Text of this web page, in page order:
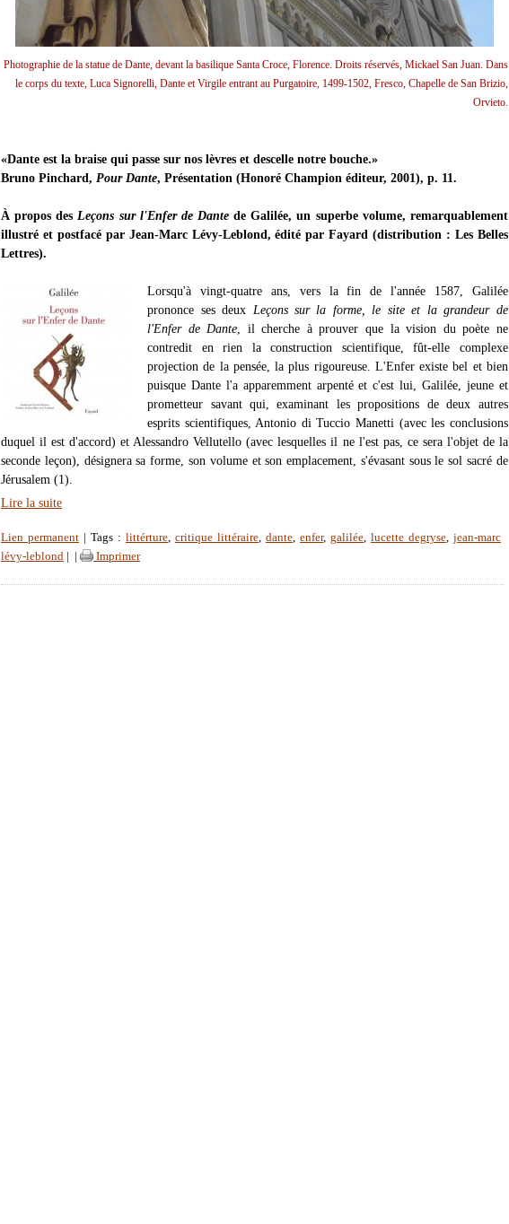
Photographie de la statue de Dante, devant la basilique Santa Croce, Florence. Droits réservés, Mickael San Juan. Dans
le corps du texte, Luca Signorelli, Dante et Virgile entrant au Purgatoire, 1499-1502, Fresco, Chapelle de San Brizio,
Orvieto.
«Dante est la braise qui passe sur nos lèvres et descelle notre bouche.»
Bruno Pinchard, Pour Dante, Présentation (Honoré Champion éditeur, 2001), p. 11.
À propos des Leçons sur l'Enfer de Dante de Galilée, un superbe volume, remarquablement
illustré et postfacé par Jean-Marc Lévy-Leblond, édité par Fayard (distribution : Les Belles
Lettres).
Lorsqu'à vingt-quatre ans, vers la fin de l'année 1587, Galilée
prononce ses deux Leçons sur la forme, le site et la grandeur de
l'Enfer de Dante , il cherche à prouver que la vision du poète ne
contredit en rien la construction scientifique, fût-elle complexe
projection de la pensée, la plus rigoureuse. L'Enfer existe bel et bien
puisque Dante l'a apparemment arpenté et c'est lui, Galilée, jeune et
prometteur savant qui, examinant les propositions de deux autres
esprits scientifiques, Antonio di Tuccio Manetti (avec les conclusions
duquel il est d'accord) et Alessandro Vellutello (avec lesquelles il ne l'est pas, ce sera l'objet de la
seconde leçon), désignera sa forme, son volume et son emplacement, s'évasant sous le sol sacré de
Jérusalem (1).
Lire la suite
Lien permanent | Tags : littérture, critique littéraire, dante, enfer, galilée, lucette degryse, jean-marc
lévy-leblond
Imprimer